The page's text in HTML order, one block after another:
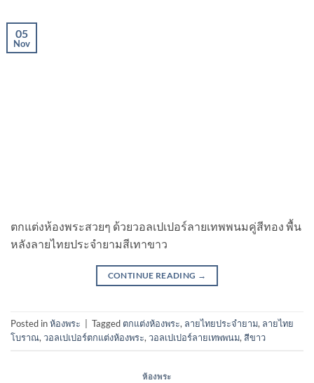
05
Nov
ตกแต่งห้องพระสวยๆ ด้วยวอลเปเปอร์ลายเทพพนมคู่สีทอง พื้น
หลังลายไทยประจำยามสีเทาขาว
CONTINUE READING →
Posted inห้องพระ Tagged ตกแต่งห้องพระ, ลายไทยประจำยาม, ลายไทย
โบราณ,วอลเปเปอร์ตกแต่งห้องพระ,วอลเปเปอร์ลายเทพพนม, สีขาว
ห้องพระ